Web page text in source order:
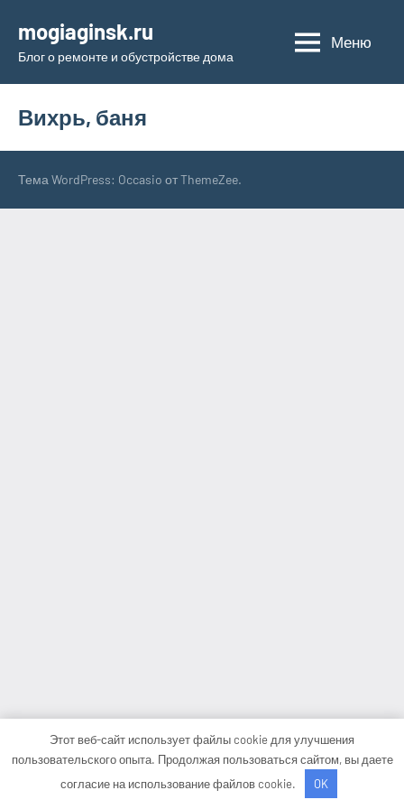
содержимому
mogiaginsk.ru
Блог о ремонте и обустройстве дома
Меню
Вихрь, баня
Тема WordPress: Occasio от ThemeZee.
Этот веб-сайт использует файлы cookie для улучшения
пользовательского опыта. Продолжая пользоваться сайтом, вы даете
согласие на использование файлов cookie.
OK